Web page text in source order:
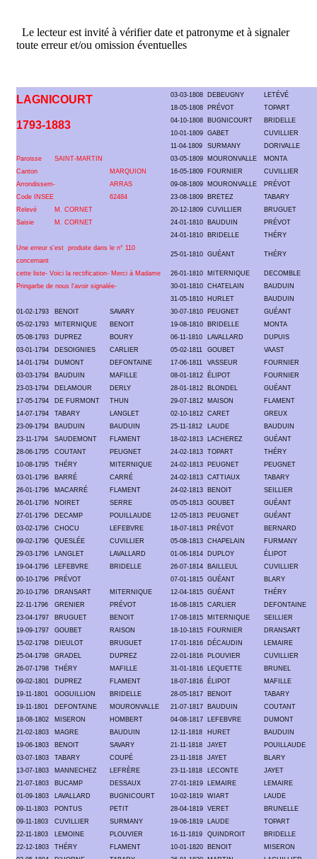
Le lecteur est invité à vérifier date et patronyme et à signaler
toute erreur et/ou omission éventuelles
LAGNICOURT 03-03-1808 DEBEUGNY
LETÉVÉ
18-05-1808
PRÉVOT TOPART
1793-1883 04-10-1808 BUGNICOURT
BRIDELLE
10-01-1809 GABET
CUVILLIER
11-04-1809
SURMANY
DORIVALLE
Paroisse
SAINT-MARTIN 03-05-1809 MOURONVALLE
MONTA
Canton
MARQUION 16-05-1809 FOURNIER
CUVILLIER
Arrondissem-
ARRAS 09-08-1809 MOURONVALLE
PRÉVOT
Code INSEE
62484 23-08-1809 BRETEZ
TABARY
Relevé
M. CORNET 20-12-1809 CUVILLIER
BRUGUET
Saisie
M. CORNET 24-01-1810 BAUDUIN
PRÉVOT
24-01-1810
BRIDELLE
THÉRY
Une erreur s'est produite dans le n° 110
concernant
25-01-1810 GUÉANT THÉRY
cette liste- Voici la rectification- Merci à Madame 26-01-1810 MITERNIQUE
DECOMBLE
Pringarbe de nous l'avoir signalée-
30-01-1810 CHATELAIN
BAUDUIN
31-05-1810
HURLET
BAUDUIN
01-02-1793
BENOIT SAVARY 30-07-1810 PEUGNET
GUÉANT
05-02-1793
MITERNIQUE BENOIT 19-08-1810 BRIDELLE
MONTA
05-08-1793
DUPREZ BOURY 06-11-1810 LAVALLARD
DUPUIS
03-01-1794
DESOIGNIES CARLIER 05-02-1811 GOUBET
VAAST
14-01-1794
DUMONT DEFONTAINE 17-06-1811 VASSEUR
FOURNIER
03-03-1794
BAUDUIN MAFILLE 08-01-1812 ÉLIPOT
FOURNIER
23-03-1794
DELAMOUR DERLY 28-01-1812 BLONDEL
GUÉANT
17-05-1794
DE FURMONT THUN 29-07-1812 MAISON
FLAMENT
14-07-1794
TABARY LANGLET 02-10-1812 CARET
GREUX
23-09-1794
BAUDUIN BAUDUIN 25-11-1812 LAUDE
BAUDUIN
23-11-1794
SAUDEMONT FLAMENT 18-02-1813 LACHEREZ
GUÉANT
28-06-1795
COUTANT PEUGNET 24-02-1813 TOPART
THÉRY
10-08-1795
THÉRY MITERNIQUE 24-02-1813 PEUGNET
PEUGNET
03-01-1796
BARRÉ CARRÉ 24-02-1813 CATTIAUX
TABARY
26-01-1796
MACARRÉ FLAMENT 24-02-1813 BENOIT
SEILLIER
26-01-1796
NOIRET SERRE 05-05-1813 GOUBET
GUÉANT
27-01-1796
DECAMP POUILLAUDE 12-05-1813 PEUGNET
GUÉANT
03-02-1796
CHOCU LEFEBVRE 18-07-1813 PRÉVOT
BERNARD
09-02-1796
QUESLÉE CUVILLIER 05-08-1813 CHAPELAIN
FURMANY
29-03-1796
LANGLET LAVALLARD 01-06-1814 DUPLOY
ÉLIPOT
19-04-1796
LEFEBVRE BRIDELLE 26-07-1814 BAILLEUL
CUVILLIER
00-10-1796
PRÉVOT 07-01-1815 GUÉANT
BLARY
20-10-1796
DRANSART MITERNIQUE 12-04-1815 GUÉANT
THÉRY
22-11-1796
GRENIER PRÉVOT 16-08-1815 CARLIER
DEFONTAINE
23-04-1797
BRUGUET BENOIT 17-08-1815 MITERNIQUE
SEILLIER
19-09-1797
GOUBET RAISON 18-10-1815 FOURNIER
DRANSART
15-02-1798
DIEULOT BRUGUET 17-01-1816 DÉCAUDIN
LEMAIRE
25-04-1798
GRADEL DUPREZ 22-01-1816 PLOUVIER
CUVILLIER
26-07-1798
THÉRY MAFILLE 31-01-1816 LEQUETTE
BRUNEL
09-02-1801
DUPREZ FLAMENT 18-07-1816 ÉLIPOT
MAFILLE
19-11-1801
GOGUILLION BRIDELLE 28-05-1817 BENOIT
TABARY
19-11-1801
DEFONTAINE MOURONVALLE 21-07-1817 BAUDUIN
COUTANT
18-08-1802
MISERON HOMBERT 04-08-1817 LEFEBVRE
DUMONT
21-02-1803
MAGRE BAUDUIN 12-11-1818 HURET
BAUDUIN
19-06-1803
BENOIT SAVARY 21-11-1818 JAYET
POUILLAUDE
03-07-1803
TABARY COUPÉ 23-11-1818 JAYET
BLARY
13-07-1803
MANNECHEZ LEFRÈRE 23-11-1818 LECONTE
JAYET
21-07-1803
BUCAMP DESSAUX 27-01-1819 LEMAIRE
LEMAIRE
01-09-1803
LAVALLARD BUGNICOURT 10-02-1819 WIART
LAUDE
09-11-1803
PONTUS PETIT 28-04-1819 VERET
BRUNELLE
09-11-1803
CUVILLIER SURMANY 19-06-1819 LAUDE
TOPART
22-11-1803
LEMOINE PLOUVIER 16-11-1819 QUINDROIT
BRIDELLE
22-12-1803
THÉRY FLAMENT 10-01-1820 BENOIT
MISERON